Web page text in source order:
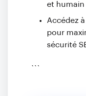
et
Accédez
pour
sécurité
```